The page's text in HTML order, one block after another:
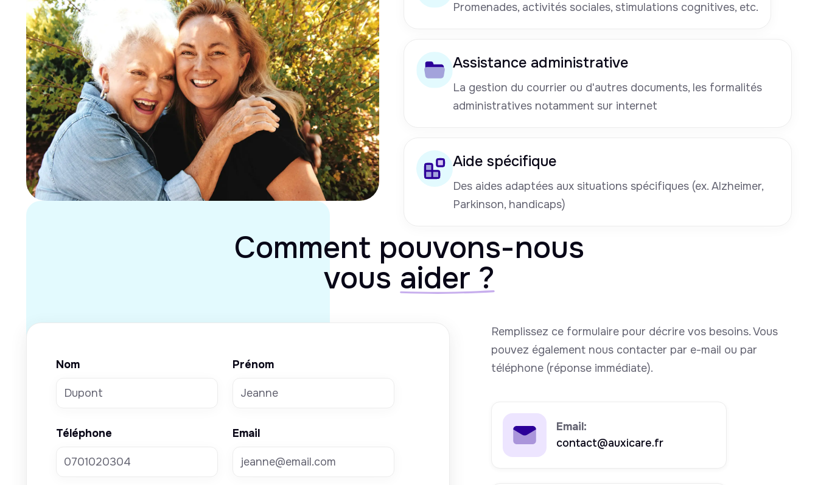
Promenades, activités sociales, stimulations cognitives, etc.
Assistance administrative
La gestion du courrier ou d'autres documents, les formalités
administratives notamment sur internet
Aide spécifique
Des aides adaptées aux situations spécifiques (ex. Alzheimer,
Parkinson, handicaps)
Comment pouvons-nous
vous aider ?
Nom Prénom
Téléphone Email
Remplissez ce formulaire pour décrire vos besoins. Vous
pouvez également nous contacter par e-mail ou par
téléphone (réponse immédiate).
Email:
contact@auxicare.fr